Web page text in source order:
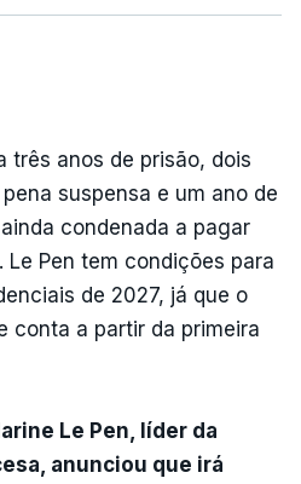
três anos de prisão, dois
suspensa e um ano de
condenada a pagar
Le Pen tem condições para
de 2027, já que o
conta a partir da primeira
Le Pen, líder da
anunciou que irá